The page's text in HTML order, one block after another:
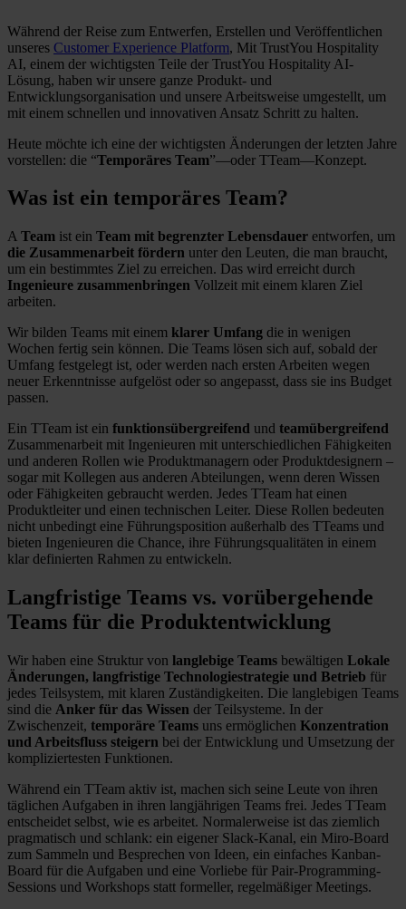
Während der Reise zum Entwerfen, Erstellen und Veröffentlichen
unseres Customer Experience Platform, Mit TrustYou Hospitality
AI, einem der wichtigsten Teile der TrustYou Hospitality AI-
Lösung, haben wir unsere ganze Produkt- und
Entwicklungsorganisation und unsere Arbeitsweise umgestellt, um
mit einem schnellen und innovativen Ansatz Schritt zu halten.
Heute möchte ich eine der wichtigsten Änderungen der letzten Jahre
vorstellen: die “Temporäres Team”—oder TTeam—Konzept.
Was ist ein temporäres Team?
A Team ist ein Team mit begrenzter Lebensdauer entworfen, um
die Zusammenarbeit fördern unter den Leuten, die man braucht,
um ein bestimmtes Ziel zu erreichen. Das wird erreicht durch
Ingenieure zusammenbringen Vollzeit mit einem klaren Ziel
arbeiten.
Wir bilden Teams mit einem klarer Umfang die in wenigen
Wochen fertig sein können. Die Teams lösen sich auf, sobald der
Umfang festgelegt ist, oder werden nach ersten Arbeiten wegen
neuer Erkenntnisse aufgelöst oder so angepasst, dass sie ins Budget
passen.
Ein TTeam ist ein funktionsübergreifend und teamübergreifend
Zusammenarbeit mit Ingenieuren mit unterschiedlichen Fähigkeiten
und anderen Rollen wie Produktmanagern oder Produktdesignern –
sogar mit Kollegen aus anderen Abteilungen, wenn deren Wissen
oder Fähigkeiten gebraucht werden. Jedes TTeam hat einen
Produktleiter und einen technischen Leiter. Diese Rollen bedeuten
nicht unbedingt eine Führungsposition außerhalb des TTeams und
bieten Ingenieuren die Chance, ihre Führungsqualitäten in einem
klar definierten Rahmen zu entwickeln.
Langfristige Teams vs. vorübergehende
Teams für die Produktentwicklung
Wir haben eine Struktur von langlebige Teams bewältigen Lokale
Änderungen, langfristige Technologiestrategie und Betrieb für
jedes Teilsystem, mit klaren Zuständigkeiten. Die langlebigen Teams
sind die Anker für das Wissen der Teilsysteme. In der
Zwischenzeit, temporäre Teams uns ermöglichen Konzentration
und Arbeitsfluss steigern bei der Entwicklung und Umsetzung der
kompliziertesten Funktionen.
Während ein TTeam aktiv ist, machen sich seine Leute von ihren
täglichen Aufgaben in ihren langjährigen Teams frei. Jedes TTeam
entscheidet selbst, wie es arbeitet. Normalerweise ist das ziemlich
pragmatisch und schlank: ein eigener Slack-Kanal, ein Miro-Board
zum Sammeln und Besprechen von Ideen, ein einfaches Kanban-
Board für die Aufgaben und eine Vorliebe für Pair-Programming-
Sessions und Workshops statt formeller, regelmäßiger Meetings.